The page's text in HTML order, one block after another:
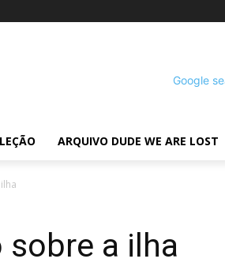
ARQUIVO DUDE WE ARE LOST
sobre a ilha